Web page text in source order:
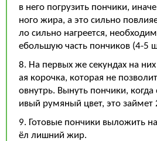
в него погрузить пончики,
ного жира, а это сильно
ло сильно нагреется,
ебольшую часть пончиков (4-5
8. На первых же секундах на
ая корочка, которая не
овнутрь. Вынуть пончики,
ивый румяный цвет, это займет
9. Готовые пончики выложить
ёл лишний жир.